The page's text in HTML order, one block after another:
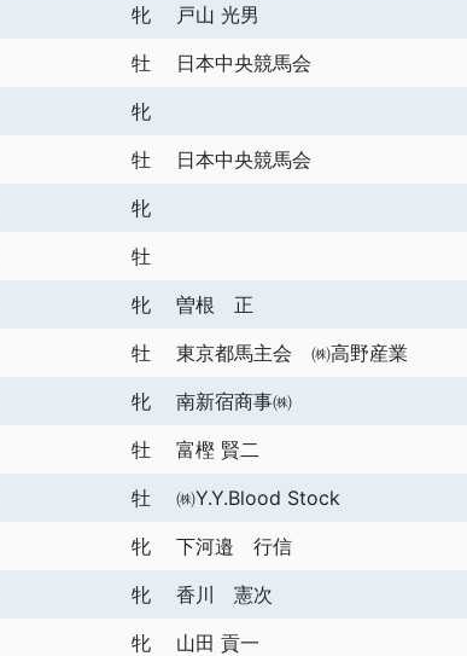
牝 戸山 光男
牡 日本中央競馬会
牝
牡 日本中央競馬会
牝
牡
牝 曽根 正
牡 東京都馬主会 ㈱高野産業
牝 南新宿商事㈱
牡 富樫 賢二
牡 ㈱Y.Y.Blood Stock
牝 下河邉 行信
牝 香川 憲次
牝 山田 貢一